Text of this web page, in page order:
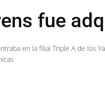
fue
en la filial Triple A de los